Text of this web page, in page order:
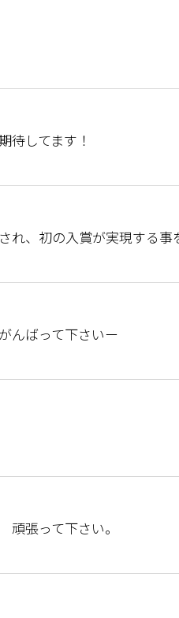
待してます！
れ、初の入賞が実現する事
んばって下さいー
頑張って下さい。